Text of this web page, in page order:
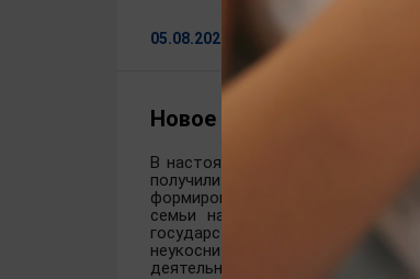
05.08.2026
Новое в
В настоящее время в
получили право на
формированиях, предоставлено
семьи на уровне не ниже
государственной политики
неукоснительного соблюдения
деятельности образовательных